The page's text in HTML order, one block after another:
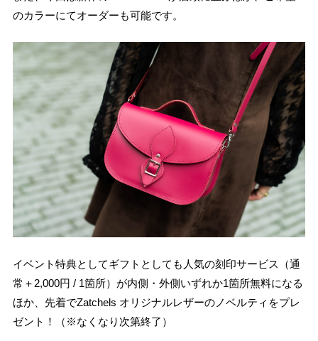
のカラーにてオーダーも可能です。
イベント特典としてギフトとしても人気の刻印サービス（通
常＋2,000円 / 1箇所）が内側・外側いずれか1箇所無料になる
ほか、先着でZatchels オリジナルレザーのノベルティをプレ
ゼント！（※なくなり次第終了）